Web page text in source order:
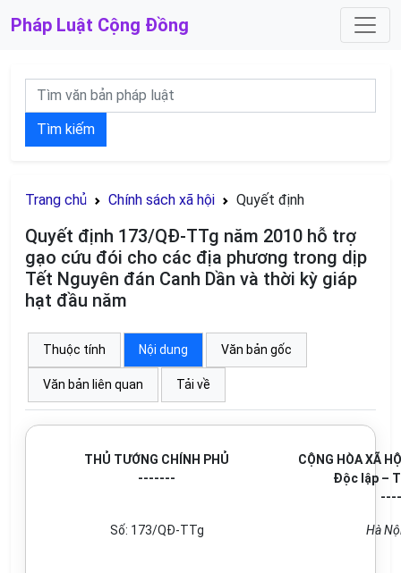
Pháp Luật Cộng Đồng
Tìm kiếm
Trang chủ Chính sách xã hội Quyết định
Quyết định 173/QĐ-TTg năm 2010 hỗ trợ
gạo cứu đói cho các địa phương trong dịp
Tết Nguyên đán Canh Dần và thời kỳ giáp
hạt đầu năm
Thuộc tính Nội dung Văn bản gốc
Văn bản liên quan Tải về
THỦ TƯỚNG CHÍNH PHỦ
-------
CỘNG HÒA XÃ
Độc lập –
Số: 173/QĐ-TTg Hà